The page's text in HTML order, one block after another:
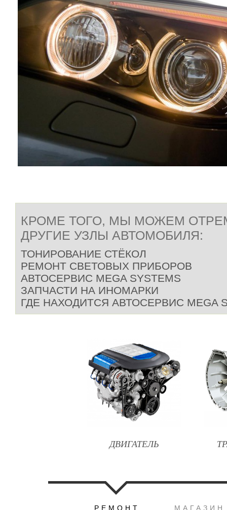
КРОМЕ ТОГО, МЫ МОЖЕМ
ДРУГИЕ УЗЛЫ АВТОМОБИЛЯ:
ТОНИРОВАНИЕ СТЁКОЛ
РЕМОНТ СВЕТОВЫХ ПРИБОРОВ
АВТОСЕРВИС MEGA SYSTEMS
ЗАПЧАСТИ НА ИНОМАРКИ
ГДЕ НАХОДИТСЯ АВТОСЕРВИС MEGA
ДВИГАТЕЛЬ
РЕМОНТ МАГАЗИН